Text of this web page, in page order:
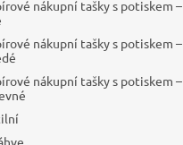
nákupní tašky s potiskem –
nákupní tašky s potiskem –
nákupní tašky s potiskem –